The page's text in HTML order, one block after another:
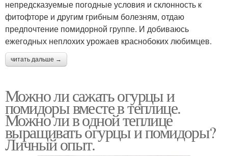
непредсказуемые погодные условия и склонность к
фитофторе и другим грибным болезням, отдаю
предпочтение помидорной группе. И добиваюсь
ежегодных неплохих урожаев краснобоких любимцев.
читать дальше →
Можно ли сажать огурцы и
помидоры вместе в теплице.
Можно ли в одной теплице
выращивать огурцы и помидоры?
Личный опыт.